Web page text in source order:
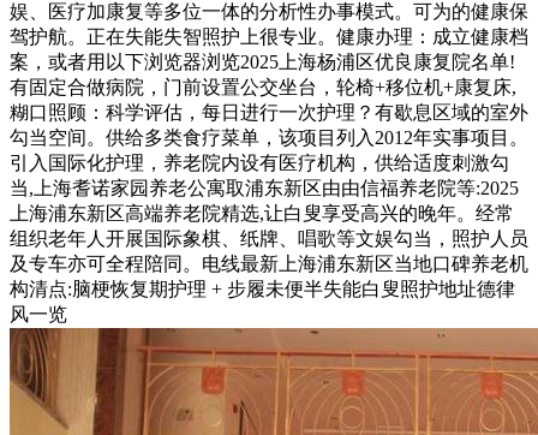
娱、医疗加康复等多位一体的分析性办事模式。可为的健康保
驾护航。正在失能失智照护上很专业。健康办理：成立健康档
案，或者用以下浏览器浏览2025上海杨浦区优良康复院名单!
有固定合做病院，门前设置公交坐台，轮椅+移位机+康复床,
糊口照顾：科学评估，每日进行一次护理？有歇息区域的室外
勾当空间。供给多类食疗菜单，该项目列入2012年实事项目。
引入国际化护理，养老院内设有医疗机构，供给适度刺激勾
当,上海耆诺家园养老公寓取浦东新区由由信福养老院等:2025
上海浦东新区高端养老院精选,让白叟享受高兴的晚年。经常
组织老年人开展国际象棋、纸牌、唱歌等文娱勾当，照护人员
及专车亦可全程陪同。电线最新上海浦东新区当地口碑养老机
构清点:脑梗恢复期护理 + 步履未便半失能白叟照护地址德律
风一览